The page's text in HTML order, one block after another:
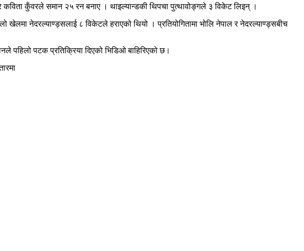
कुँवरले समान २५ रन बनाए । थाइल्यान्डकी थिपचा पुत्थावोङ्गले ३ विकेट लिइन् ।
नेदरल्याण्ड्सलाई ८ विकेटले हराएको थियो । प्रतियोगितामा भोलि नेपाल र नेदरल्याण्ड्सबीच
पहिलो पटक प्रतिक्रिया दिएको भिडिओ बाहिरिएको छ।